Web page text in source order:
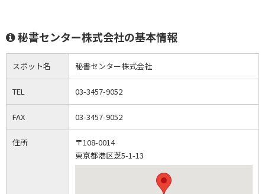
秘書センター株式会社の基本情報
スポット名 秘書センター株式会社
TEL 03-3457-9052
FAX 03-3457-9052
住所
〒108-0014
東京都港区芝5-1-13